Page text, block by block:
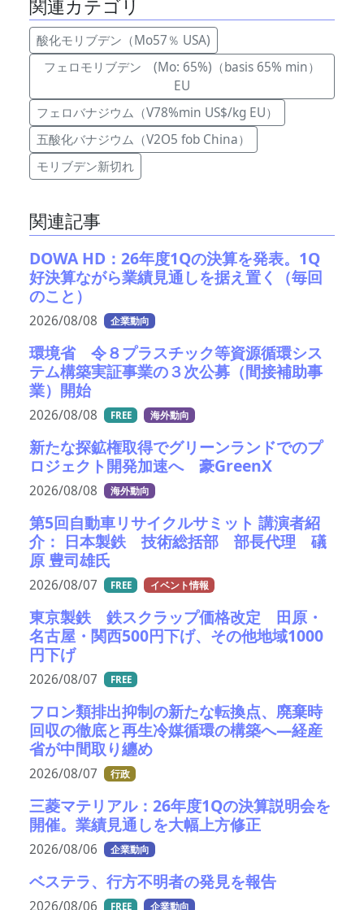
関連カテゴリ
酸化モリブデン（Mo57％ USA)
フェロモリブデン (Mo: 65%)（basis 65% min）
EU
フェロバナジウム（V78%min US$/kg EU）
五酸化バナジウム（V2O5 fob China）
モリブデン新切れ
関連記事
DOWA HD：26年度1Qの決算を発表。1Q
好決算ながら業績見通しを据え置く（毎回
のこと）
2026/08/08 企業動向
環境省 令８プラスチック等資源循環シス
テム構築実証事業の３次公募（間接補助事
業）開始
2026/08/08 FREE 海外動向
新たな探鉱権取得でグリーンランドでのプ
ロジェクト開発加速へ 豪GreenX
2026/08/08 海外動向
第5回自動車リサイクルサミット 講演者紹
介： 日本製鉄 技術総括部 部長代理 礒
原 豊司雄氏
2026/08/07 FREE イベント情報
東京製鉄 鉄スクラップ価格改定 田原・
名古屋・関西500円下げ、その他地域1000
円下げ
2026/08/07 FREE
フロン類排出抑制の新たな転換点、廃棄時
回収の徹底と再生冷媒循環の構築へ―経産
省が中間取り纏め
2026/08/07 行政
三菱マテリアル：26年度1Qの決算説明会を
開催。業績見通しを大幅上方修正
2026/08/06 企業動向
ベステラ、行方不明者の発見を報告
2026/08/06 FREE 企業動向